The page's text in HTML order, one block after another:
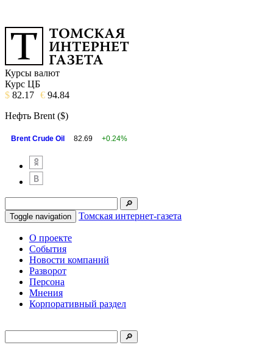
Курсы валют
Курс ЦБ
$ 82.17 € 94.84
Нефть Brent ($)
Brent Crude Oil 82.69 +0.24%
Toggle navigation Томская интернет-газета
О проекте
События
Новости компаний
Разворот
Персона
Мнения
Корпоративный раздел